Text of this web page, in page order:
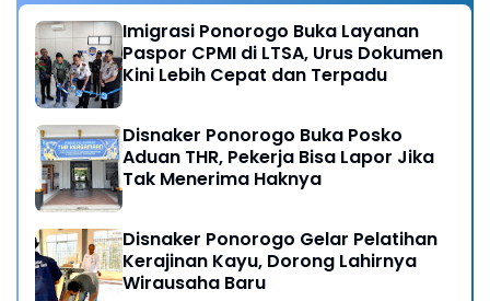
Imigrasi Ponorogo Buka Layanan
Paspor CPMI di LTSA, Urus Dokumen
Kini Lebih Cepat dan Terpadu
Disnaker Ponorogo Buka Posko
Aduan THR, Pekerja Bisa Lapor Jika
Tak Menerima Haknya
Disnaker Ponorogo Gelar Pelatihan
Kerajinan Kayu, Dorong Lahirnya
Wirausaha Baru